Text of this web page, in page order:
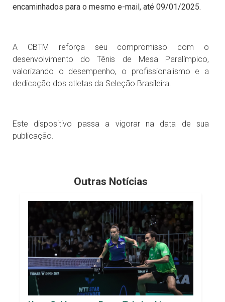
encaminhados para o mesmo e-mail, até 09/01/2025.
A CBTM reforça seu compromisso com o
desenvolvimento do Tênis de Mesa Paralímpico,
valorizando o desempenho, o profissionalismo e a
dedicação dos atletas da Seleção Brasileira.
Este dispositivo passa a vigorar na data de sua
publicação.
Outras Notícias